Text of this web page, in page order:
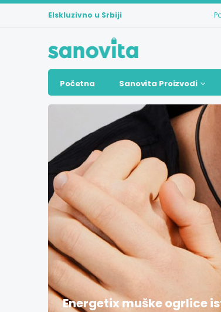
Elskluzivno u Srbiji
Početna Sanovita Proizvodi
Energetix muške ogrlice